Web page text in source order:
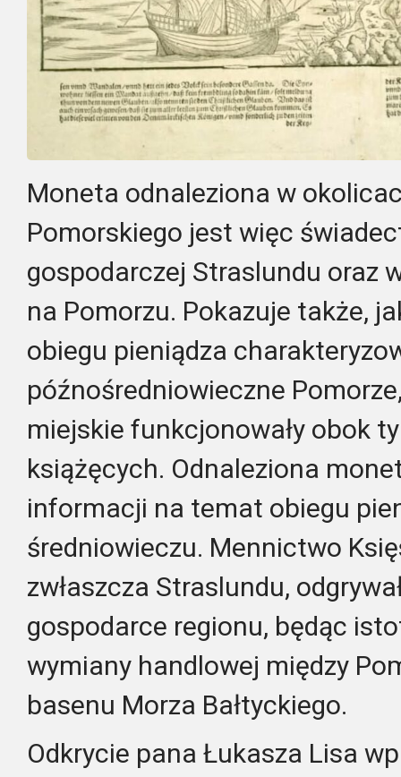
Moneta odnaleziona w
Pomorskiego jest więc
gospodarczej Straslundu oraz
na Pomorzu. Pokazuje także,
obiegu pieniądza
późnośredniowieczne
miejskie funkcjonowały obok
książęcych. Odnaleziona
informacji na temat obiegu
średniowieczu. Mennictwo
zwłaszcza Straslundu,
gospodarce regionu, będąc
wymiany handlowej między
basenu Morza Bałtyckiego.
Odkrycie pana Łukasza Lisa